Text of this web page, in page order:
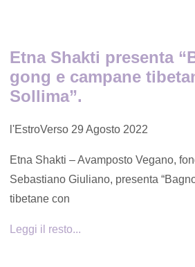
Etna Shakti presenta
gong e campane
Sollima”.
l'EstroVerso 29 Agosto 2022
Etna Shakti – Avamposto Vegano,
Sebastiano Giuliano, presenta
tibetane con
Leggi il resto...